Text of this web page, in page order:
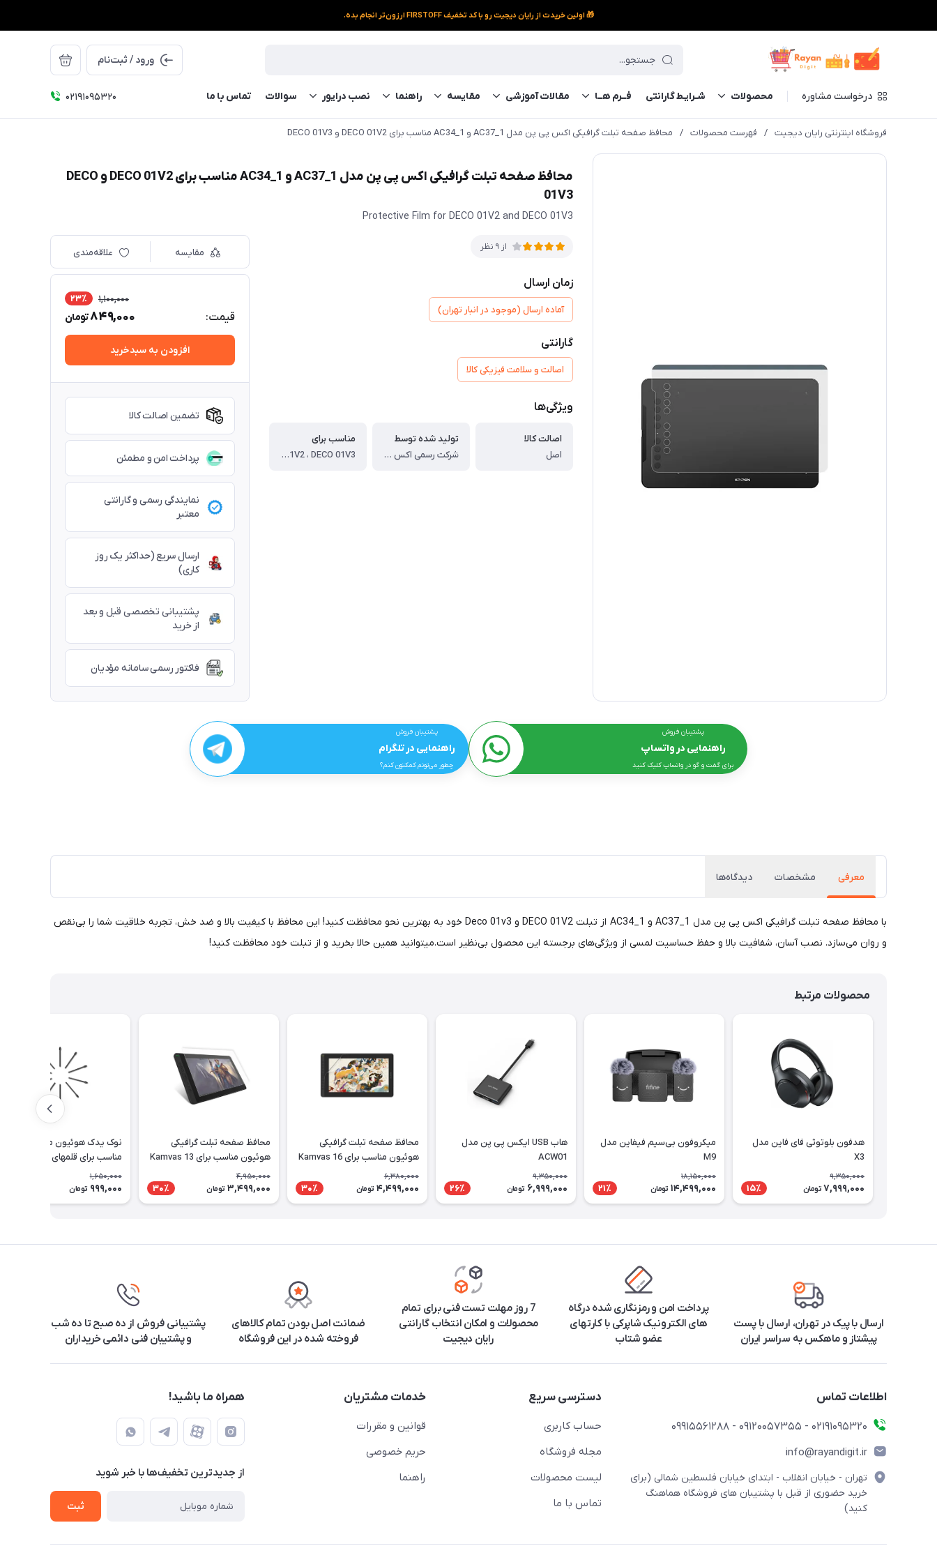
🎁 اولین خریدت از رایان دیجیت رو با کد تخفیف FIRSTOFF ارزون‌تر انجام بده.
ورود / ثبت‌نام
درخواست مشاوره محصولات شـرایـط گارانتی فــرم‌ هــا مقالات آموزشی مقایسه راهنما نصب درایور سوالات تماس با ما ۰۲۱91095320
فروشگاه اینترنتی رایان دیجیت / فهرست محصولات / محافظ صفحه تبلت گرافیکی اکس پی پن مدل AC37_1 و AC34_1 مناسب برای DECO 01V2 و DECO 01V3
محافظ صفحه تبلت گرافیکی اکس پی پن مدل AC37_1 و AC34_1 مناسب برای DECO 01V2 و DECO
01V3
Protective Film for DECO 01V2 and DECO 01V3
از 9 نظر
زمان ارسال
آماده ارسال (موجود در انبار تهران)
گارانتی
اصالت و سلامت فیزیکی کالا
ویژگی‌ها
اصالت کالا
اصل
تولید شده توسط
شرکت رسمی اکس پی پن
مناسب برای
DECO 01V2 ، DECO 01V3
مقایسه علاقه‌مندی
قیمت:
1,100,000 23٪
849,000تومان
افزودن به سبدخرید
تضمین اصالت کالا
پرداخت امن و مطمئن
نمایندگی رسمی و گارانتی
معتبر
ارسال سریع (حداکثر یک روز
کاری)
پشتیبانی تخصصی قبل و بعد
از خرید
فاکتور رسمی سامانه مؤدیان
پشتیبان فروش
راهنمایی در واتساپ
برای گفت و گو در واتساپ کلیک کنید
پشتیبان فروش
راهنمایی در تلگرام
چطور می‌تونم کمکتون کنم؟
معرفی مشخصات دیدگاه‌ها
با محافظ صفحه تبلت گرافیکی اکس پی پن مدل AC37_1 و AC34_1 از تبلت DECO 01V2 و Deco 01v3 خود به بهترین نحو محافظت کنید! این محافظ با کیفیت بالا و ضد خش، تجربه خلاقیت شما را بی‌نقص
و روان می‌سازد. نصب آسان، شفافیت بالا و حفظ حساسیت لمسی از ویژگی‌های برجسته این محصول بی‌نظیر است.میتوانید همین حالا بخرید و از تبلت خود محافظت کنید!
محصولات مرتبط
هدفون بلوتوثی فای فاین مدل
X3
9,350,000
7,999,000 تومان 15٪
میکروفون بی‌سیم فیفاین مدل
M9
18,150,000
14,499,000 تومان 21٪
هاب USB ایکس پی پن مدل
ACW01
9,350,000
6,999,000 تومان 26٪
محافظ صفحه تبلت گرافیکی
هوئیون مناسب برای Kamvas 16
6,380,000
4,499,000 تومان 30٪
محافظ صفحه تبلت گرافیکی
هوئیون مناسب برای Kamvas 13
4,950,000
3,499,000 تومان 30٪
PW110
1,650,000
999,000 تومان
ارسال با پیک در تهران، ارسال با پست
پیشتاز و ماهکس به سراسر ایران
پرداخت امن و رمزنگاری شده درگاه
های الکترونیک شاپرکی با کارتهای
عضو شتاب
7 روز مهلت تست فنی برای تمام
محصولات و امکان انتخاب گارانتی
رایان دیجیت
ضمانت اصل بودن تمام کالاهای
فروخته شده در این فروشگاه
پشتیبانی فروش از ده صبح تا ده شب
و پشتیبان فنی دائمی خریداران
اطلاعات تماس
۰۲۱91095320 - 09120057355 - 09915561288
info@rayandigit.ir
تهران - خیابان انقلاب - ابتدای خیابان فلسطین شمالی (برای
خرید حضوری از قبل با پشتیبان های فروشگاه هماهنگ
کنید)
دسترسی سریع
حساب کاربری
مجله فروشگاه
لیست محصولات
تماس با ما
خدمات مشتریان
قوانین و مقررات
حریم خصوصی
راهنما
همراه ما باشید!
از جدید‌ترین تخفیف‌ها با‌ خبر شوید
ثبت